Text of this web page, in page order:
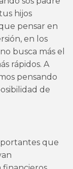
hijos
pensar en
en los
busca más el
rápidos. A
pensando
de
que